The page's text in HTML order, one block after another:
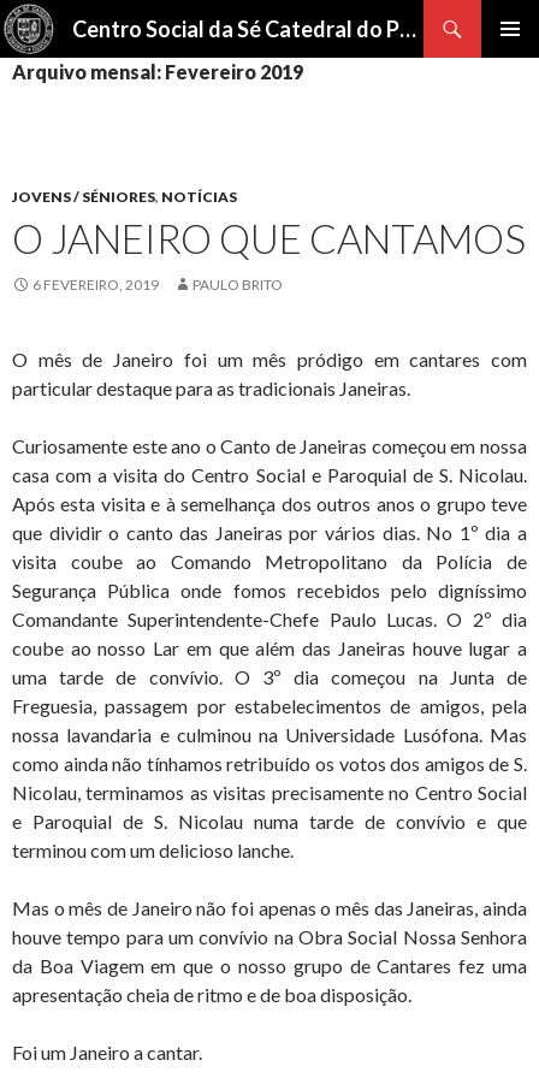
Centro Social da Sé Catedral do Porto
Procurar
PARA
Arquivo mensal: Fevereiro 2019
JOVENS / SÉNIORES, NOTÍCIAS
O JANEIRO QUE CANTAMOS
6 FEVEREIRO, 2019 PAULO BRITO
O mês de Janeiro foi um mês pródigo em cantares com
particular destaque para as tradicionais Janeiras.
Curiosamente este ano o Canto de Janeiras começou em nossa
casa com a visita do Centro Social e Paroquial de S. Nicolau.
Após esta visita e à semelhança dos outros anos o grupo teve
que dividir o canto das Janeiras por vários dias. No 1º dia a
visita coube ao Comando Metropolitano da Polícia de
Segurança Pública onde fomos recebidos pelo digníssimo
Comandante Superintendente-Chefe Paulo Lucas. O 2º dia
coube ao nosso Lar em que além das Janeiras houve lugar a
uma tarde de convívio. O 3º dia começou na Junta de
Freguesia, passagem por estabelecimentos de amigos, pela
nossa lavandaria e culminou na Universidade Lusófona. Mas
como ainda não tínhamos retribuído os votos dos amigos de S.
Nicolau, terminamos as visitas precisamente no Centro Social
e Paroquial de S. Nicolau numa tarde de convívio e que
terminou com um delicioso lanche.
Mas o mês de Janeiro não foi apenas o mês das Janeiras, ainda
houve tempo para um convívio na Obra Social Nossa Senhora
da Boa Viagem em que o nosso grupo de Cantares fez uma
apresentação cheia de ritmo e de boa disposição.
Foi um Janeiro a cantar.